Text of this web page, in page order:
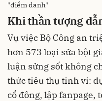
"điểm danh"
Khi thần tượng
Vụ việc Bộ Công an
hơn 573 loại sữa bột
luận sửng sốt không
thức tiêu thụ tinh vi:
cổ đông, lập fanpage,